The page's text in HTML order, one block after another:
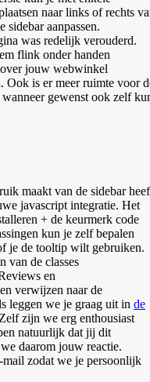
naar links of rechts
sidebar aanpassen.
was redelijk verouderd.
flink onder handen
jouw webwinkel
Ook is er meer ruimte voor
gewenst ook zelf
maakt van de sidebar
javascript integratie. Het
+ de keurmerk code
kun je zelf bepalen
je de tooltip wilt gebruiken.
van de classes
en
verwijzen naar de
leggen we je graag uit in de
Zelf zijn we erg enthousiast
natuurlijk dat jij dit
daarom jouw reactie.
zodat we je persoonlijk